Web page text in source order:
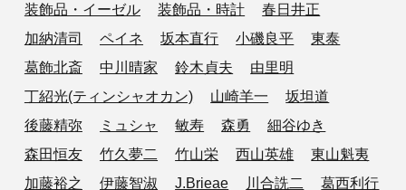
装飾品・イーゼル
装飾品・時計
春日井正
加納清司
ペイネ 坂本直行 小磯良平
東泰
葛飾北斎
中川晴家 鈴木貞夫
由里明
丁紹光(ティンシャオカン)
山崎羊一
坂坦道
後藤精弥
ミュシャ 敏寿 森勇
細谷ゆき
森田恒友
竹久夢二 竹山栄 西山英雄
東山魁夷
加藤裕之
伊藤智淑 J.Brieae 川合詵二
葛西利行